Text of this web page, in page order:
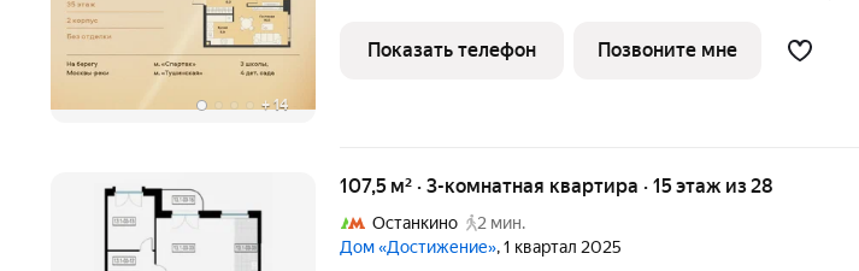
+ 14
квартал Алиа Элайв. Это две башни LIGHTHOUSE от бюро APEX на
первой
Показать телефон Позвоните мне
107,5 м² · 3-комнатная квартира · 15 этаж из 28
Останкино
2 мин.
Дом «Достижение», 1 квартал 2025